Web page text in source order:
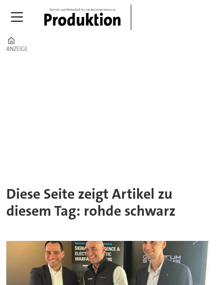
ANZEIGE
ANZEIGE
Diese Seite zeigt Artikel zu
diesem Tag: rohde schwarz